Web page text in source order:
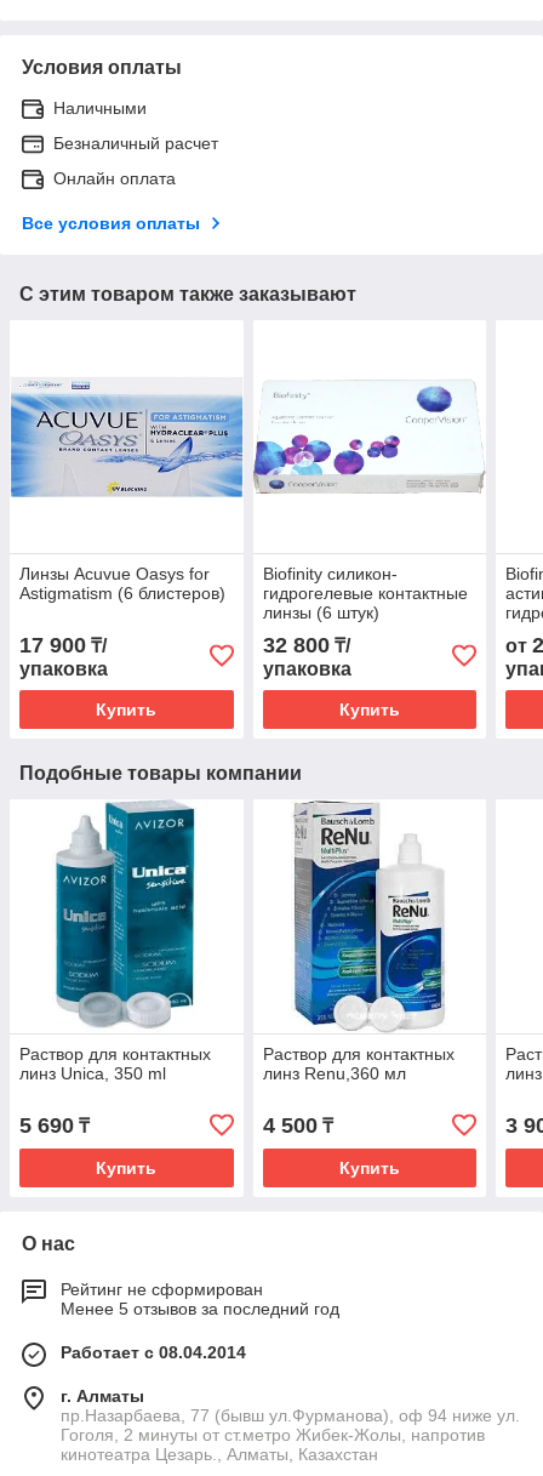
Условия оплаты
Наличными
Безналичный расчет
Онлайн оплата
Все условия оплаты
С этим товаром также заказывают
Линзы Acuvue Oasys for
Astigmatism (6 блистеров)
17 900 ₸/
упаковка
Купить
Biofinity силикон-
гидрогелевые контактные
линзы (6 штук)
32 800₸/
упаковка
Купить
от
Подобные товары компании
Раствор для контактных
линз Unica, 350 ml
5 690 ₸
Купить
Раствор для контактных
линз Renu,360 мл
4 500₸
Купить
3
О нас
Рейтинг не сформирован
Менее 5 отзывов за последний год
Работает с 08.04.2014
г. Алматы
пр.Назарбаева, 77 (бывш ул.Фурманова), оф 94 ниже ул.
Гоголя, 2 минуты от ст.метро Жибек-Жолы, напротив
кинотеатра Цезарь., Алматы, Казахстан